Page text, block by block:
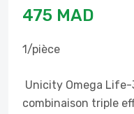
475 MAD
1/pièce
Unicity Omega
combinaison triple